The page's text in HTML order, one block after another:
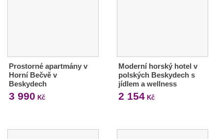
Prostorné apartmány v
Horní Bečvě v
Beskydech
3 990 Kč
Moderní horský hotel v
polských Beskydech s
jídlem a wellness
2 154Kč